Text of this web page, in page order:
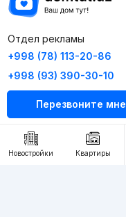
Перезвоните мне
Новостройки Квартиры
Отдел рекламы
+998 (78) 113-20-86
+998 (93) 390-30-10
Пн-Пт. С 9:30 до 18:00
RU UZ